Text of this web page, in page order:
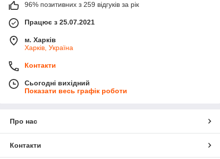
96% позитивних з 259 відгуків за рік
Працює з 25.07.2021
м. Харків
Харків, Україна
Контакти
Сьогодні вихідний
Показати весь графік роботи
Про нас
Контакти